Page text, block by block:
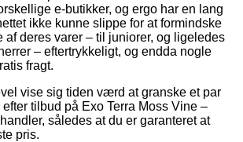
e-butikker, og ergo har en lang
ikke kunne slippe for at formindske
af deres varer – til juniorer, og ligeledes
– eftertrykkeligt, og endda nogle
fragt.
vise sig tiden værd at granske et par
tilbud på Exo Terra Moss Vine –
således at du er garanteret at
pris.